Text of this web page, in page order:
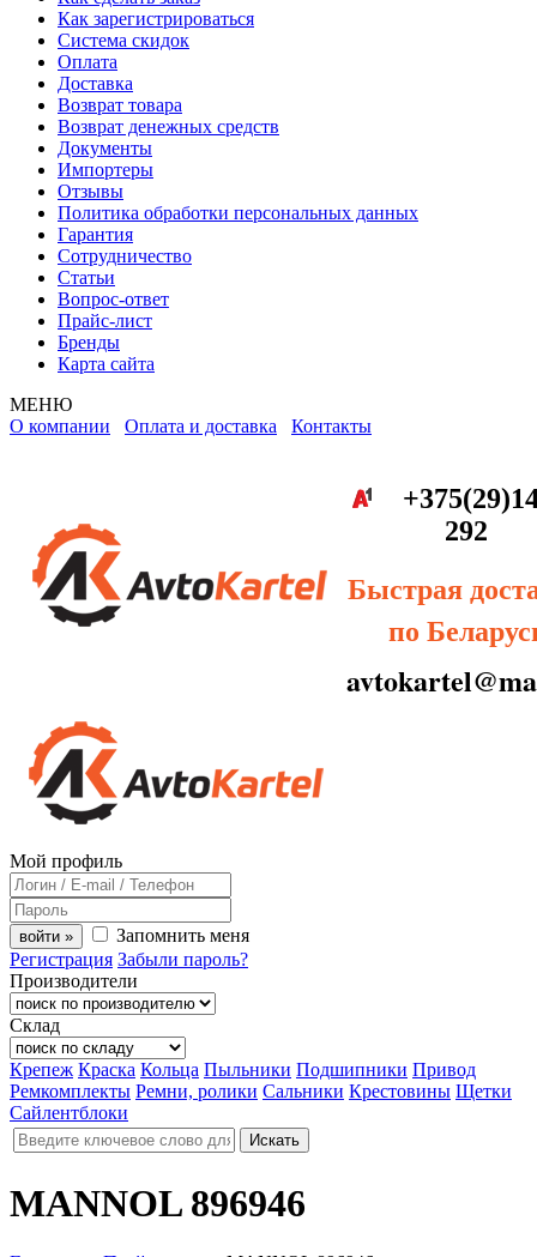
Как зарегистрироваться
Система скидок
Оплата
Доставка
Возврат товара
Возврат денежных средств
Документы
Импортеры
Отзывы
Политика обработки персональных данных
Гарантия
Сотрудничество
Статьи
Вопрос-ответ
Прайс-лист
Бренды
Карта сайта
МЕНЮ
О компании Оплата и доставка Контакты
292
Быстрая
по
Мой профиль
войти »
Запомнить меня
Регистрация Забыли пароль?
Производители
Склад
Крепеж Краска Кольца Пыльники Подшипники Привод
Ремкомплекты Ремни, ролики Сальники Крестовины Щетки
Сайлентблоки
MANNOL 896946